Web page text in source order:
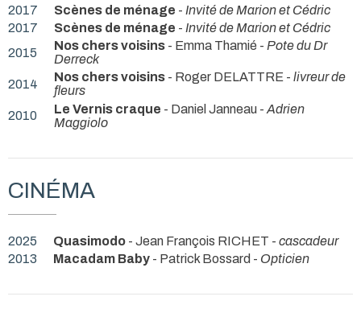
2017
Scènes de ménage - Invité de Marion et Cédric
2017
Scènes de ménage - Invité de Marion et Cédric
2015
Nos chers voisins - Emma Thamié - Pote du Dr
Derreck
2014
Nos chers voisins - Roger DELATTRE - livreur de
fleurs
2010
Le Vernis craque - Daniel Janneau - Adrien
Maggiolo
CINÉMA
2025 Quasimodo - Jean François RICHET - cascadeur
2013
Macadam Baby - Patrick Bossard - Opticien